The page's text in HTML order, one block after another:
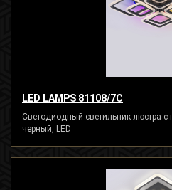
LED LAMPS 81108/7C
Светодиодный светильник люстра с
черный, LED